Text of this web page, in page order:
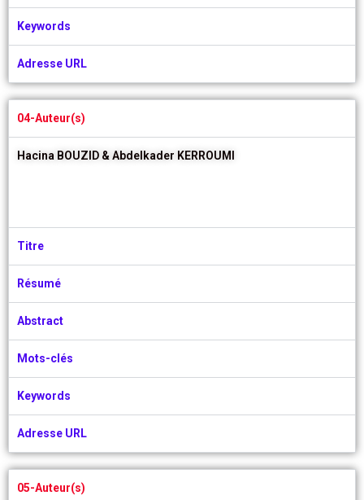
Keywords
Adresse URL
04-Auteur(s)
Hacina BOUZID &Abdelkader KERROUMI
Titre
Résumé
Abstract
Mots-clés
Keywords
Adresse URL
05-Auteur(s)